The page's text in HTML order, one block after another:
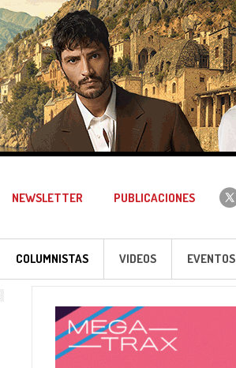
NEWSLETTER PUBLICACIONES
COLUMNISTAS VIDEOS EVENTOS